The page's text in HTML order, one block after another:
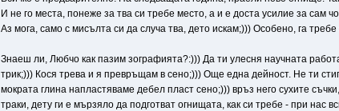
И не го места, понеже за тва си требе место, а и е доста усилие за
Аз мога, само с мисълта си да случа тва, дето искам;))) Особено, га
Знаеш ли, Любчо как пазим зографията?:))) Да ти улесня научната
трик;))) Кося трева и я превръщам в сено;))) Още една дейност. Не ти
мократа глина напластяваме дебел пласт сено;))) връз него сухите
траки, дету ги е мързяло да подготват огнищата, как си требе - при